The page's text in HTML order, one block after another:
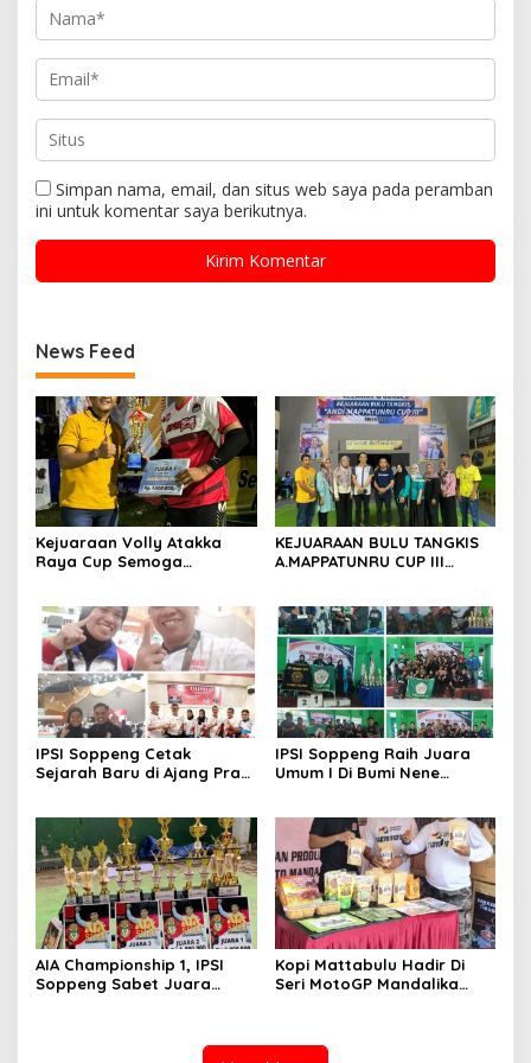
Simpan nama, email, dan situs web saya pada peramban
ini untuk komentar saya berikutnya.
News Feed
Kejuaraan Volly Atakka
Raya Cup Semoga
KEJUARAAN BULU TANGKIS
A.MAPPATUNRU CUP III
IPSI Soppeng Cetak
Sejarah Baru di Ajang Pra
IPSI Soppeng Raih Juara
Umum I Di Bumi Nene
AIA Championship 1, IPSI
Soppeng Sabet Juara
Kopi Mattabulu Hadir Di
Seri MotoGP Mandalika